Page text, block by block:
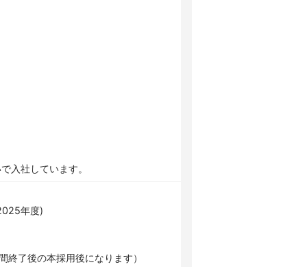
入社しています。
年度)
了後の本採用後になります）